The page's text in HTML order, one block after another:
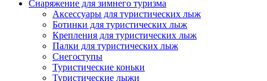
Снаряжение для зимнего туризма
Аксессуары для туристических лыж
Ботинки для туристических лыж
Крепления для туристических лыж
Палки для туристических лыж
Снегоступы
Туристические коньки
Туристические лыжи